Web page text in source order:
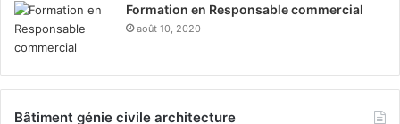
Formation en Responsable commercial
août 10, 2020
Bâtiment génie civile architecture